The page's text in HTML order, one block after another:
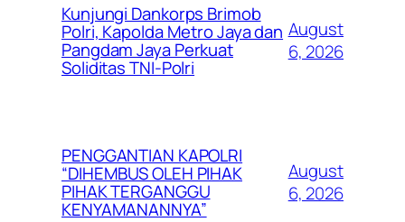
Kunjungi Dankorps Brimob
Polri, Kapolda Metro Jaya dan
Pangdam Jaya Perkuat
Soliditas TNI-Polri
August
6, 2026
PENGGANTIAN KAPOLRI
“DIHEMBUS OLEH PIHAK
PIHAK TERGANGGU
KENYAMANANNYA”
August
6, 2026